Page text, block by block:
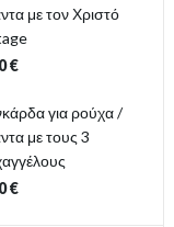
με τον Χριστό
€
για ρούχα /
με τους 3
€